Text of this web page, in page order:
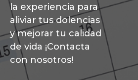
la experiencia para
aliviar tus dolencias
y mejorar tu calidad
de vida ¡Contacta
con nosotros!